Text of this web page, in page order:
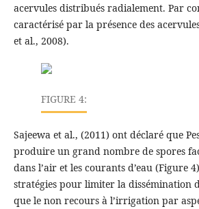
acervules distribués radialement. Par
caractérisé par la présence des
et al., 2008).
FIGURE 4:
Sajeewa et al., (2011) ont déclaré que
produire un grand nombre de spores
dans l’air et les courants d’eau (Figure
stratégies pour limiter la dissémination
que le non recours à l’irrigation par